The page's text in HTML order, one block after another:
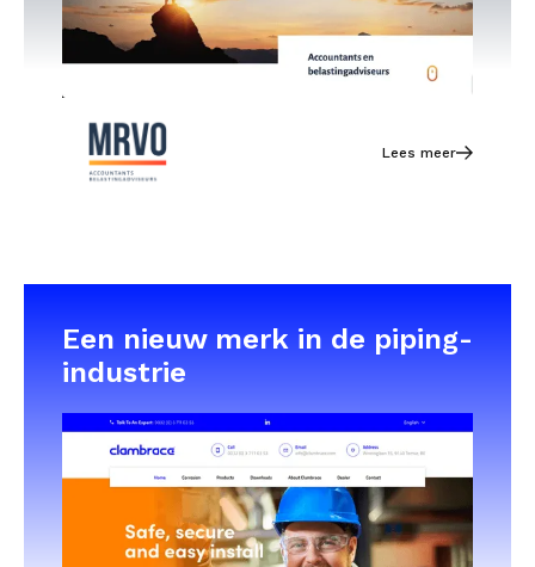
Lees meer
Een nieuw merk in de piping-
industrie